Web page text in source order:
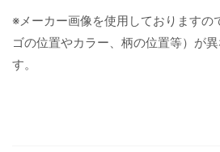
※メーカー画像を使用しておりますの
ゴの位置やカラー、柄の位置等）が
す。